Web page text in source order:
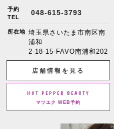
予約
TEL
048-615-3793
所在地 埼玉県さいたま市南区南
浦和
2-18-15-FAVO南浦和202
店舗情報を見る
HOT PEPPER BEAUTY
マツエク WEB予約